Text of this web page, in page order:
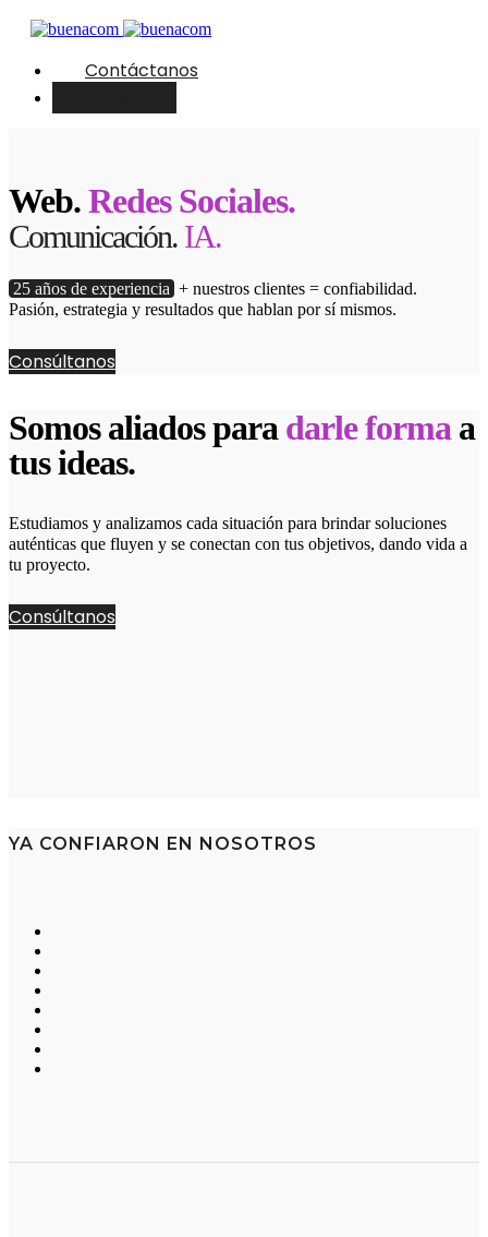
Contáctanos
Web.Redes Sociales.
Comunicación. IA.
25 años de experiencia + nuestros clientes = confiabilidad.
Pasión, estrategia y resultados que hablan por sí mismos.
Consúltanos
Somos aliados para darle forma a
tus ideas.
Estudiamos y analizamos cada situación para brindar soluciones
auténticas que fluyen y se conectan con tus objetivos, dando vida a
tu proyecto.
Consúltanos
YA CONFIARON EN NOSOTROS